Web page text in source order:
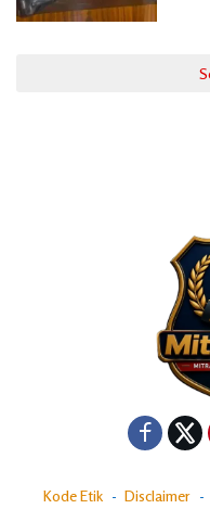
Kode Etik Disclaimer